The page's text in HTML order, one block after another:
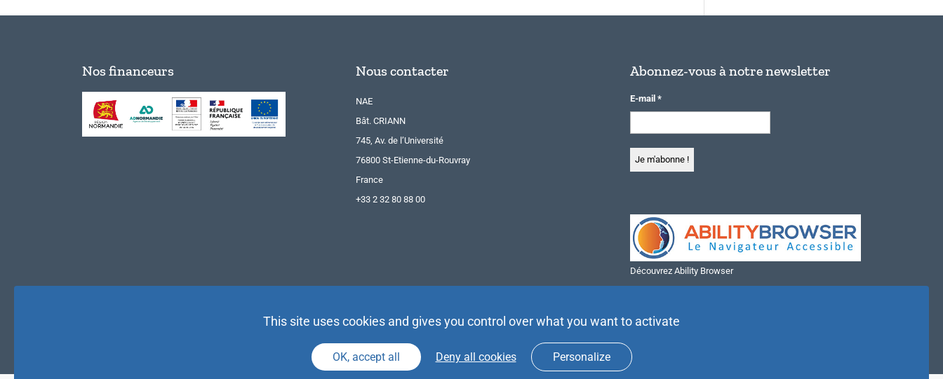
Nos financeurs Nous contacter
NAE
Bât. CRIANN
745, Av. de l’Université
76800 St-Etienne-du-Rouvray
France
+33 2 32 80 88 00
Abonnez-vous à notre newsletter
E-mail *
Découvrez Ability Browser
This site uses cookies and gives you control over what you want to activate
OK, accept all Deny all cookies Personalize